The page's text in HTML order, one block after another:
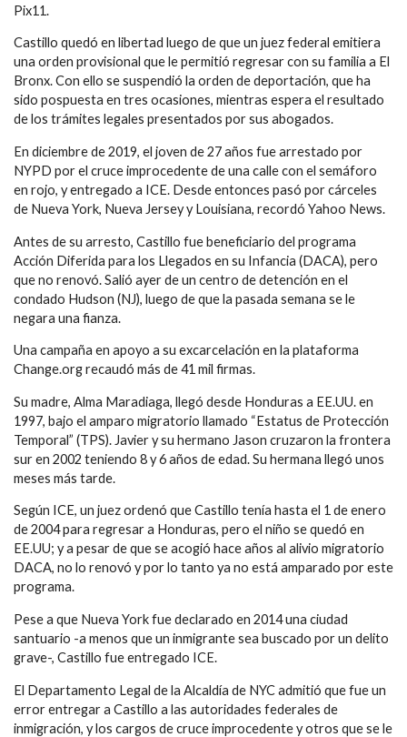
Pix11.
Castillo quedó en libertad luego de que un juez federal emitiera
una orden provisional que le permitió regresar con su familia a El
Bronx. Con ello se suspendió la orden de deportación, que ha
sido pospuesta en tres ocasiones, mientras espera el resultado
de los trámites legales presentados por sus abogados.
En diciembre de 2019, el joven de 27 años fue arrestado por
NYPD por el cruce improcedente de una calle con el semáforo
en rojo, y entregado a ICE. Desde entonces pasó por cárceles
de Nueva York, Nueva Jersey y Louisiana, recordó Yahoo News.
Antes de su arresto, Castillo fue beneficiario del programa
Acción Diferida para los Llegados en su Infancia (DACA), pero
que no renovó. Salió ayer de un centro de detención en el
condado Hudson (NJ), luego de que la pasada semana se le
negara una fianza.
Una campaña en apoyo a su excarcelación en la plataforma
Change.org recaudó más de 41 mil firmas.
Su madre, Alma Maradiaga, llegó desde Honduras a EE.UU. en
1997, bajo el amparo migratorio llamado “Estatus de Protección
Temporal” (TPS). Javier y su hermano Jason cruzaron la frontera
sur en 2002 teniendo 8 y 6 años de edad. Su hermana llegó unos
meses más tarde.
Según ICE, un juez ordenó que Castillo tenía hasta el 1 de enero
de 2004 para regresar a Honduras, pero el niño se quedó en
EE.UU; y a pesar de que se acogió hace años al alivio migratorio
DACA, no lo renovó y por lo tanto ya no está amparado por este
programa.
Pese a que Nueva York fue declarado en 2014 una ciudad
santuario -a menos que un inmigrante sea buscado por un delito
grave-, Castillo fue entregado ICE.
El Departamento Legal de la Alcaldía de NYC admitió que fue un
error entregar a Castillo a las autoridades federales de
inmigración, y los cargos de cruce improcedente y otros que se le